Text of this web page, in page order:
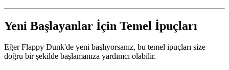
Yeni Başlayanlar İçin Temel İpuçları
Eğer Flappy Dunk'de yeni başlıyorsanız, bu temel ipuçları size
doğru bir şekilde başlamanıza yardımcı olabilir.